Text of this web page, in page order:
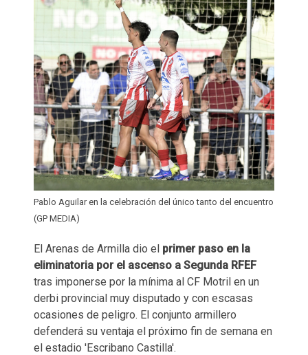
Pablo Aguilar en la celebración del único tanto del encuentro
(GP MEDIA)
El Arenas de Armilla dio el primer paso en la
eliminatoria por el ascenso a Segunda RFEF
tras imponerse por la mínima al CF Motril en un
derbi provincial muy disputado y con escasas
ocasiones de peligro. El conjunto armillero
defenderá su ventaja el próximo fin de semana en
el estadio 'Escribano Castilla'.